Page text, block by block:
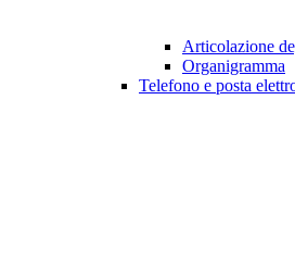
Articolazione
Organigramma
Telefono e posta